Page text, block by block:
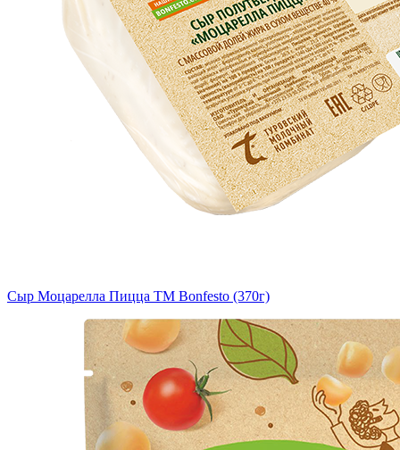
Сыр Моцарелла Пицца TM Bonfesto (370г)